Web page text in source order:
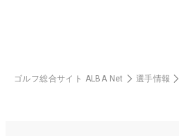
ゴルフ総合サイト ALBA Net 選手情報